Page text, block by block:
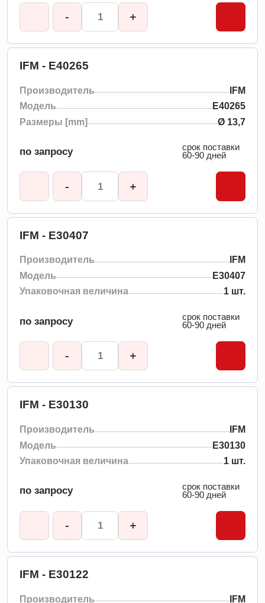
- +
IFM - E40265
Производитель
IFM
Модель
E40265
Размеры [mm]
Ø 13,7
по запросу
срок поставки
60-90 дней
- +
IFM - E30407
Производитель
IFM
Модель
E30407
Упаковочная величина
1 шт.
по запросу
срок поставки
60-90 дней
- +
IFM - E30130
Производитель
IFM
Модель
E30130
Упаковочная величина
1 шт.
по запросу
срок поставки
60-90 дней
- +
IFM - E30122
Производитель IFM